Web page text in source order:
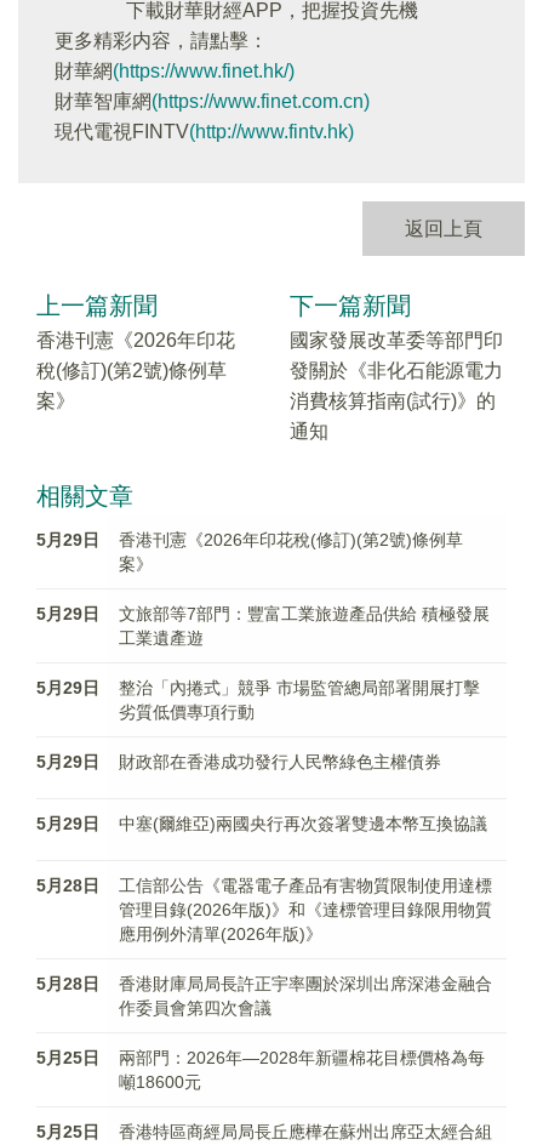
下載財華財經APP，把握投資先機
更多精彩内容，請點擊：
財華網(https://www.finet.hk/)
財華智庫網(https://www.finet.com.cn)
現代電視FINTV(http://www.fintv.hk)
返回上頁
上一篇新聞
香港刊憲《2026年印花
稅(修訂)(第2號)條例草
案》
下一篇新聞
國家發展改革委等部門印
發關於《非化石能源電力
消費核算指南(試行)》的
通知
相關文章
5月29日
香港刊憲《2026年印花稅(修訂)(第2號)條例草
案》
5月29日
文旅部等7部門：豐富工業旅遊產品供給 積極發展
工業遺產遊
5月29日
整治「內捲式」競爭 市場監管總局部署開展打擊
劣質低價專項行動
5月29日 財政部在香港成功發行人民幣綠色主權債券
5月29日 中塞(爾維亞)兩國央行再次簽署雙邊本幣互換協議
5月28日
工信部公告《電器電子產品有害物質限制使用達標
管理目錄(2026年版)》和《達標管理目錄限用物質
應用例外清單(2026年版)》
5月28日
香港財庫局局長許正宇率團於深圳出席深港金融合
作委員會第四次會議
5月25日
兩部門：2026年—2028年新疆棉花目標價格為每
噸18600元
5月25日
香港特區商經局局長丘應樺在蘇州出席亞太經合組